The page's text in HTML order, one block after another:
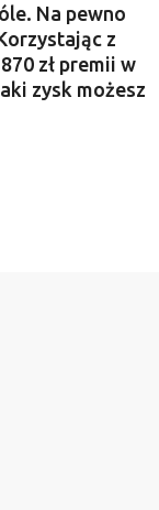
Na pewno
z
zł premii w
zysk możesz